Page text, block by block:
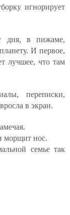
игнорирует
дня, в пижаме,
И первое,
лучшее, что там
переписки,
в экран.
морщит нос.
семье так